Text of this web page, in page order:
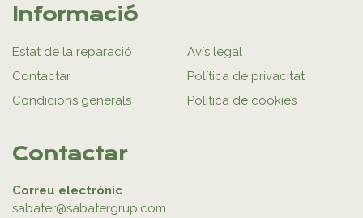
Informació
Estat de la reparació
Contactar
Condicions generals
Avís legal
Política de privacitat
Política de cookies
Contactar
Correu electrònic
sabater@sabatergrup.com